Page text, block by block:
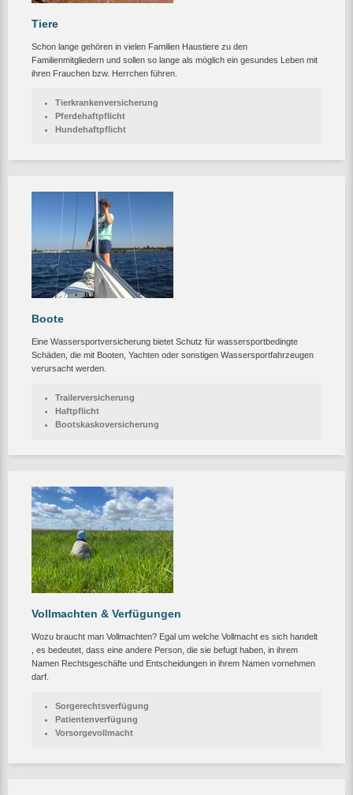
Tiere
Schon lange gehören in vielen Familien Haustiere zu den
Familienmitgliedern und sollen so lange als möglich ein gesundes Leben mit
ihren Frauchen bzw. Herrchen führen.
Tierkrankenversicherung
Pferdehaftpflicht
Hundehaftpflicht
Boote
Eine Wassersportversicherung bietet Schutz für wassersportbedingte
Schäden, die mit Booten, Yachten oder sonstigen Wassersportfahrzeugen
verursacht werden.
Trailerversicherung
Haftpflicht
Bootskaskoversicherung
Vollmachten & Verfügungen
Wozu braucht man Vollmachten? Egal um welche Vollmacht es sich handelt
, es bedeutet, dass eine andere Person, die sie befugt haben, in ihrem
Namen Rechtsgeschäfte und Entscheidungen in ihrem Namen vornehmen
darf.
Sorgerechtsverfügung
Patientenverfügung
Vorsorgevollmacht